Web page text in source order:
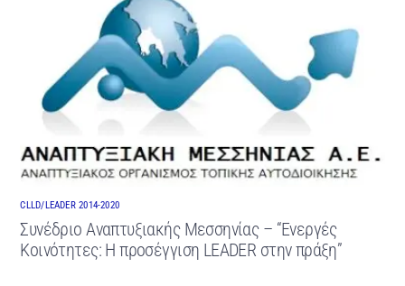
CLLD/LEADER 2014-2020
Συνέδριο Αναπτυξιακής Μεσσηνίας – “Ενεργές
Κοινότητες: Η προσέγγιση LEADER στην πράξη”